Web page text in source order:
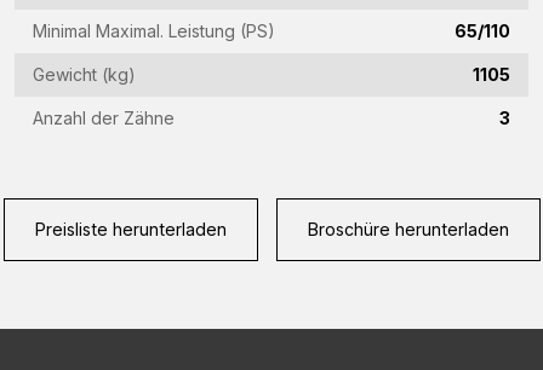
Minimal Maximal. Leistung (PS) 65/110
Gewicht (kg) 1105
Anzahl der Zähne 3
Preisliste herunterladen Broschüre herunterladen
Vraag
(Required)